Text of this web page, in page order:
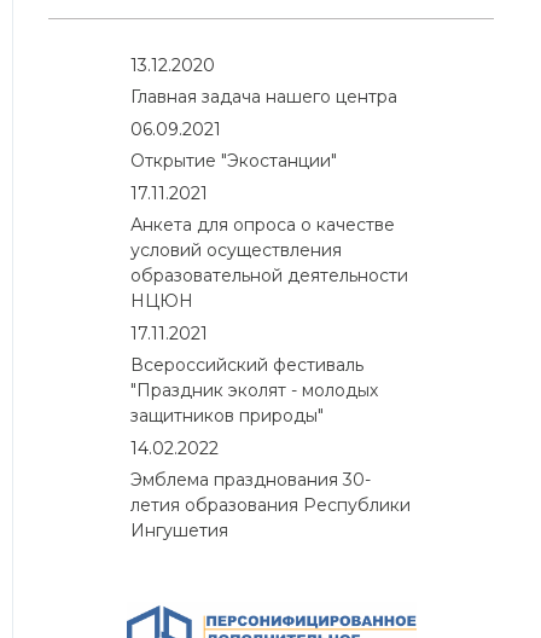
13.12.2020
Главная задача нашего центра
06.09.2021
Открытие "Экостанции"
17.11.2021
Анкета для опроса о качестве
условий осуществления
образовательной деятельности
НЦЮН
17.11.2021
Всероссийский фестиваль
"Праздник эколят - молодых
защитников природы"
14.02.2022
Эмблема празднования 30-
летия образования Республики
Ингушетия